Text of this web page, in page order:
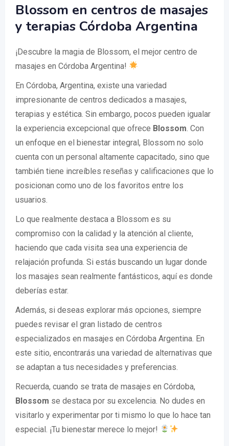
Blossom en centros de masajes
y terapias Córdoba Argentina
¡Descubre la magia de Blossom, el mejor centro de
masajes en Córdoba Argentina!
En Córdoba, Argentina, existe una variedad
impresionante de centros dedicados a masajes,
terapias y estética. Sin embargo, pocos pueden igualar
la experiencia excepcional que ofrece Blossom. Con
un enfoque en el bienestar integral, Blossom no solo
cuenta con un personal altamente capacitado, sino que
también tiene increíbles reseñas y calificaciones que lo
posicionan como uno de los favoritos entre los
usuarios.
Lo que realmente destaca a Blossom es su
compromiso con la calidad y la atención al cliente,
haciendo que cada visita sea una experiencia de
relajación profunda. Si estás buscando un lugar donde
los masajes sean realmente fantásticos, aquí es donde
deberías estar.
Además, si deseas explorar más opciones, siempre
puedes revisar el gran listado de centros
especializados en masajes en Córdoba Argentina. En
este sitio, encontrarás una variedad de alternativas que
se adaptan a tus necesidades y preferencias.
Recuerda, cuando se trata de masajes en Córdoba,
Blossom se destaca por su excelencia. No dudes en
visitarlo y experimentar por ti mismo lo que lo hace tan
especial. ¡Tu bienestar merece lo mejor!